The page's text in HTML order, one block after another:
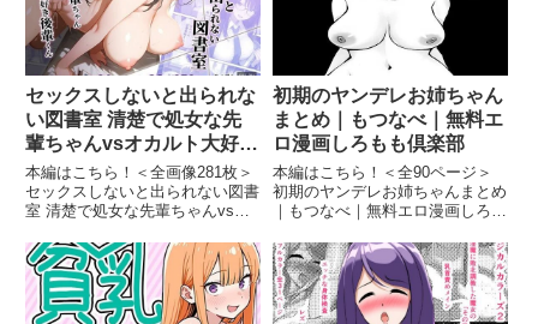
セックスしないと出られな
い図書室 清楚で処女な先
輩ちゃんvsオカルト大好き
後輩くん｜なつプル｜無料
エロ漫画しろもも倶楽部
本編はこちら！＜全画像281枚＞
セックスしないと出られない図書
室 清楚で処女な先輩ちゃんvsオ
｜無料エロ漫画しろもも倶楽部セ
ックスしないと出られない図書室
清楚で処女な先輩ちゃんvsオカ
ルト大好き後輩くん 画像...
初期のヤンデレお姉ちゃん
まとめ｜もつなべ｜無料エ
ロ漫画しろもも倶楽部
本編はこちら！＜全90ページ＞
初期のヤンデレお姉ちゃんまとめ
｜もつなべ｜無料エロ漫画しろも
んまとめ 画像1初期のヤンデレお
姉ちゃんまとめ 画像2初期のヤン
デレお姉ちゃんまとめ 画像3初期
のヤンデレお姉ちゃんまと...